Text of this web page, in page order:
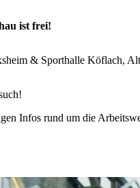
ist frei!
& Sporthalle Köflach,
Infos rund um die